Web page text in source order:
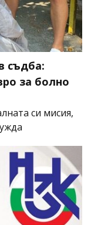
съдба:
за болно
си мисия,